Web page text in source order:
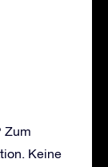
Zum
Keine